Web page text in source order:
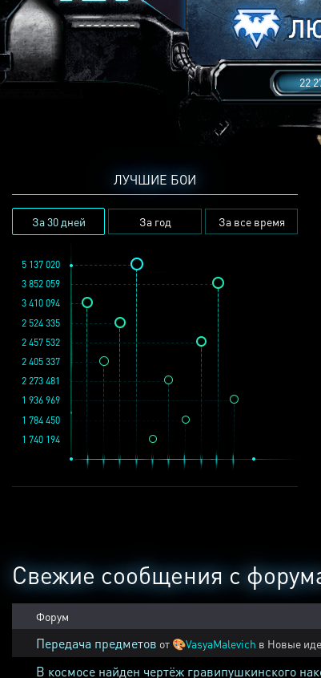
22
ЛУЧШИЕ БОИ
За 30 дней За год За все время
1 936 969
3 852 059
2 457 532
1 784 450
2 273 481
1 740 194
5 137 020
2 524 335
2 405 337
3 410 094
Свежие сообщения с
Форум
Передача предметов от 🎨VasyaMalevich в Новые
В космосе найден чертёж гравипушкинского